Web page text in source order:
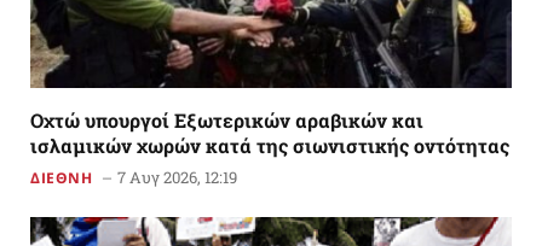
Οχτώ υπουργοί Εξωτερικών αραβικών και
ισλαμικών χωρών κατά της σιωνιστικής οντότητας
ΔΙΕΘΝΗ 7 Αυγ 2026, 12:19